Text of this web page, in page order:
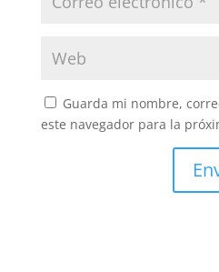
Guarda mi nombre,
este navegador para la